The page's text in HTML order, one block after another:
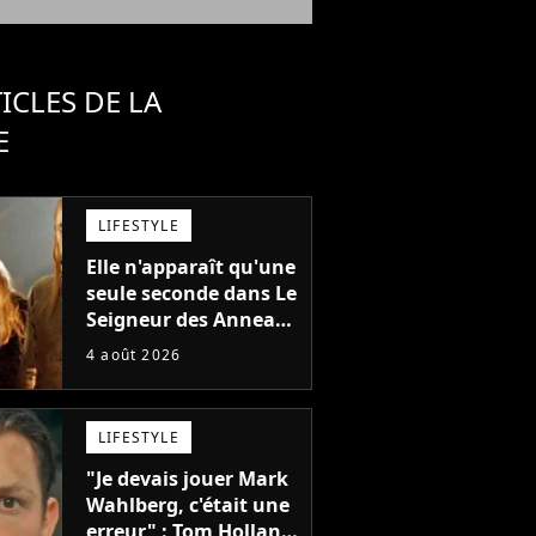
DE LA
LIFESTYLE
Elle n'apparaît qu'une
seule seconde dans Le
Seigneur des Anneaux
: avez-vous reconnu
cinéma dans la saga ?
4 août 2026
LIFESTYLE
"Je devais jouer Mark
Wahlberg, c'était une